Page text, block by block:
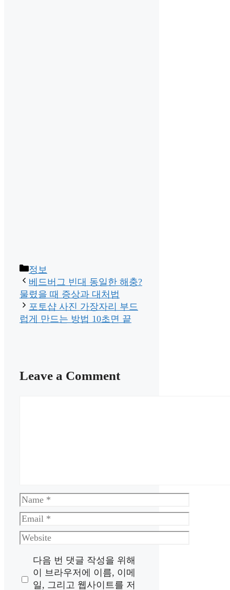
Categories
정보
베드버그 빈대 동일한 해충?
물렸을 때 증상과 대처법
포토샵 사진 가장자리 부드
럽게 만드는 방법 10초면 끝
Leave a Comment
Name
Email
Website
다음 번 댓글 작성을 위해
이 브라우저에 이름, 이메
일, 그리고 웹사이트를 저